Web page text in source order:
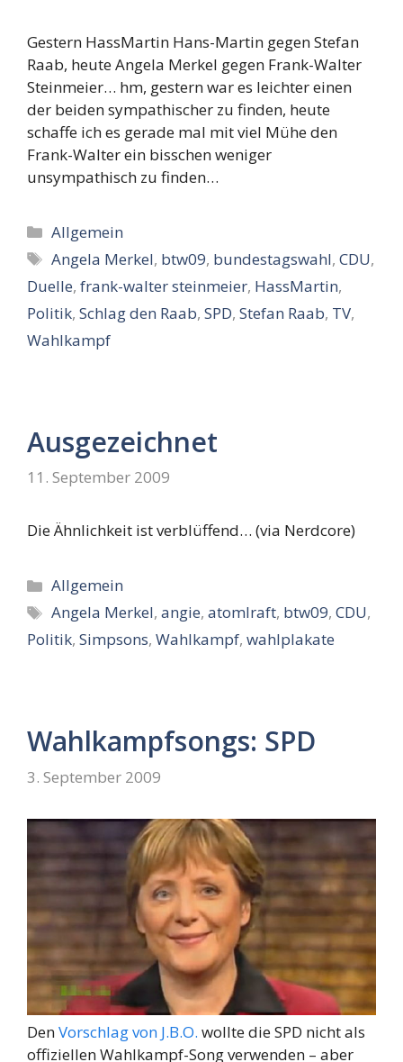
Gestern HassMartin Hans-Martin gegen Stefan
Raab, heute Angela Merkel gegen Frank-Walter
Steinmeier… hm, gestern war es leichter einen
der beiden sympathischer zu finden, heute
schaffe ich es gerade mal mit viel Mühe den
Frank-Walter ein bisschen weniger
unsympathisch zu finden…
Kategorien
Allgemein
Schlagwörter
Angela Merkel, btw09, bundestagswahl,CDU,
Duelle, frank-walter steinmeier, HassMartin,
Politik, Schlag den Raab, SPD, Stefan Raab, TV,
Wahlkampf
Ausgezeichnet
11. September 2009
Die Ähnlichkeit ist verblüffend… (via Nerdcore)
Kategorien
Allgemein
Schlagwörter
Angela Merkel,angie,atomlraft, btw09,CDU,
Politik, Simpsons, Wahlkampf, wahlplakate
Wahlkampfsongs: SPD
3. September 2009
DenVorschlag von J.B.O. wollte die SPD nicht als
offiziellen Wahlkampf-Song verwenden – aber